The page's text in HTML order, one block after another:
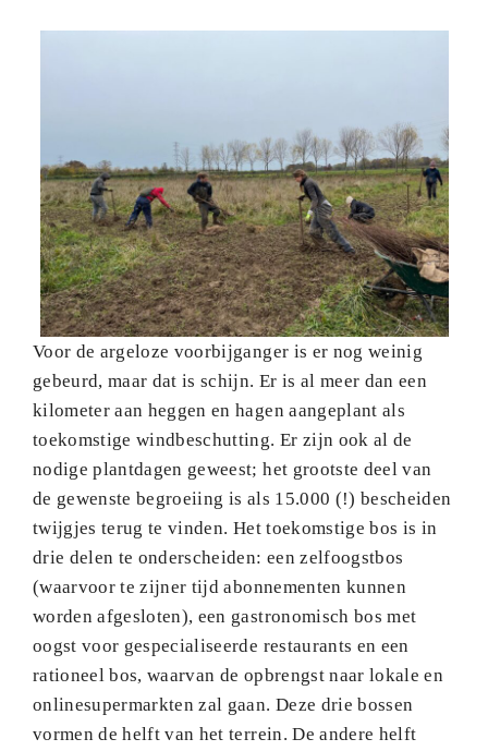
Voor de argeloze voorbijganger is er nog weinig
gebeurd, maar dat is schijn. Er is al meer dan een
kilometer aan heggen en hagen aangeplant als
toekomstige windbeschutting. Er zijn ook al de
nodige plantdagen geweest; het grootste deel van
de gewenste begroeiing is als 15.000 (!) bescheiden
twijgjes terug te vinden. Het toekomstige bos is in
drie delen te onderscheiden: een zelfoogstbos
(waarvoor te zijner tijd abonnementen kunnen
worden afgesloten), een gastronomisch bos met
oogst voor gespecialiseerde restaurants en een
rationeel bos, waarvan de opbrengst naar lokale en
onlinesupermarkten zal gaan. Deze drie bossen
vormen de helft van het terrein. De andere helft